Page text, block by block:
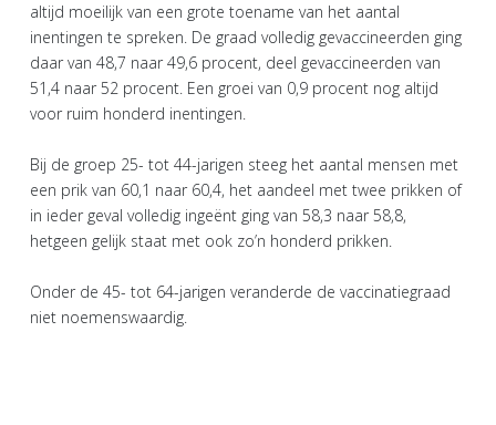
altijd moeilijk van een grote toename van het aantal
inentingen te spreken. De graad volledig gevaccineerden ging
daar van 48,7 naar 49,6 procent, deel gevaccineerden van
51,4 naar 52 procent. Een groei van 0,9 procent nog altijd
voor ruim honderd inentingen.
Bij de groep 25- tot 44-jarigen steeg het aantal mensen met
een prik van 60,1 naar 60,4, het aandeel met twee prikken of
in ieder geval volledig ingeënt ging van 58,3 naar 58,8,
hetgeen gelijk staat met ook zo’n honderd prikken.
Onder de 45- tot 64-jarigen veranderde de vaccinatiegraad
niet noemenswaardig.